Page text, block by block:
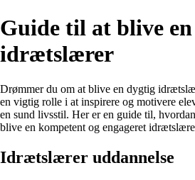
Guide til at blive
idrætslærer
Drømmer du om at blive en dygtig
en vigtig rolle i at inspirere og motivere
en sund livsstil. Her er en guide til,
blive en kompetent og engageret
Idrætslærer uddannelse